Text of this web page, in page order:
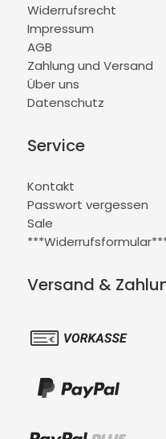
Widerrufsrecht
Impressum
AGB
Zahlung und Versand
Über uns
Datenschutz
Service
Kontakt
Passwort vergessen
Sale
Versand &